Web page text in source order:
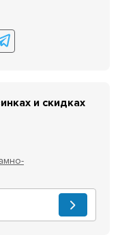
и скидках